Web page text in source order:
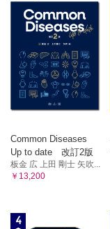
Common Diseases
Up to date 改訂2版
板金 広 上田 剛士 矢吹...
￥13,200
4